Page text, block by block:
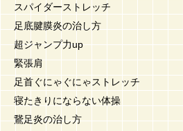
スパイダーストレッチ
足底腱膜炎の治し方
超ジャンプ力up
緊張肩
足首ぐにゃぐにゃストレッチ
寝たきりにならない体操
鵞足炎の治し方